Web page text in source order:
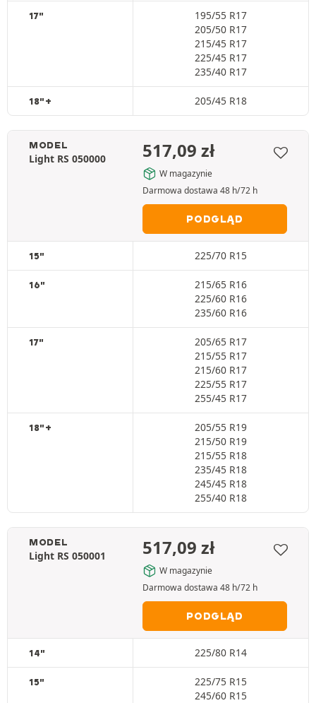
17"
195/55 R17
205/50 R17
215/45 R17
225/45 R17
235/40 R17
18"+ 205/45 R18
MODEL
Light RS 050000 517,09 zł
W magazynie
Darmowa dostawa 48 h/72 h
PODGLĄD
15" 225/70 R15
16"
215/65 R16
225/60 R16
235/60 R16
17"
205/65 R17
215/55 R17
215/60 R17
225/55 R17
255/45 R17
18"+
205/55 R19
215/50 R19
215/55 R18
235/45 R18
245/45 R18
255/40 R18
MODEL
Light RS 050001 517,09 zł
W magazynie
Darmowa dostawa 48 h/72 h
PODGLĄD
14" 225/80 R14
15"
225/75 R15
245/60 R15